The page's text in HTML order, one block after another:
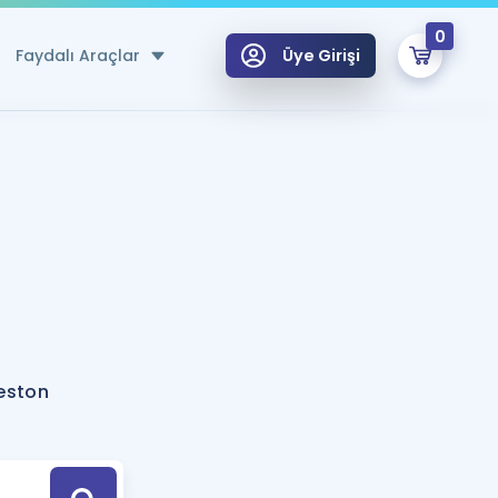
Faydalı Araçlar
Hesaplama Aracı
için Öneriler
Tek Takvimde
Üye Girişi
0
Hoca ile seni sınava hazırlayacak onlarca eğitim seni bekliyor!